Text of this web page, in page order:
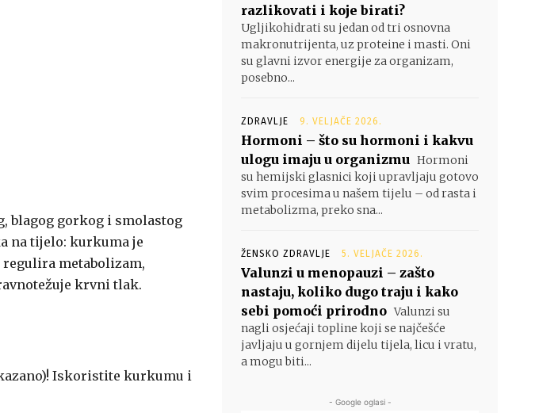
blagog gorkog i smolastog
na tijelo: kurkuma je
metabolizam,
krvni tlak.
Iskoristite kurkumu i
razlikovati i koje birati?
Ugljikohidrati su jedan od tri osnovna
makronutrijenta, uz proteine i masti. Oni
su glavni izvor energije za organizam,
posebno...
ZDRAVLJE 9. VELJAČE 2026.
Hormoni – što su hormoni i kakvu
ulogu imaju u organizmu Hormoni
su hemijski glasnici koji upravljaju gotovo
svim procesima u našem tijelu – od rasta i
metabolizma, preko sna...
ŽENSKO ZDRAVLJE 5. VELJAČE 2026.
Valunzi u menopauzi – zašto
nastaju, koliko dugo traju i kako
sebi pomoći prirodno Valunzi su
nagli osjećaji topline koji se najčešće
javljaju u gornjem dijelu tijela, licu i vratu,
a mogu biti...
- Google oglasi -